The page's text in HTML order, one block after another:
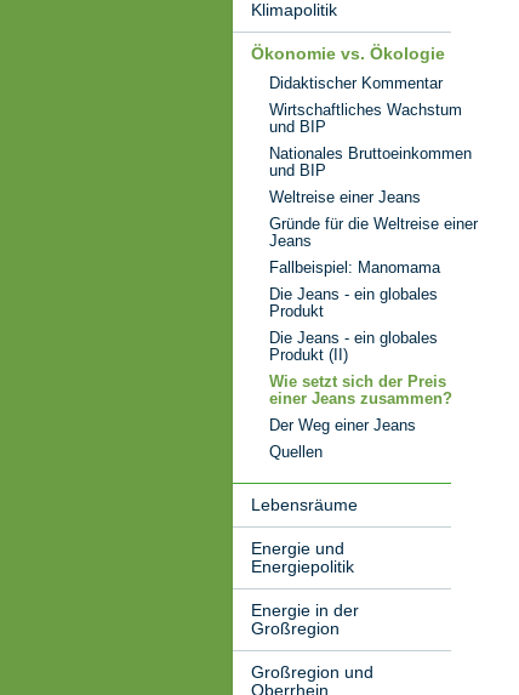
Klimapolitik
Ökonomie vs. Ökologie
Didaktischer Kommentar
Wirtschaftliches Wachstum
und BIP
Nationales Bruttoeinkommen
und BIP
Weltreise einer Jeans
Gründe für die Weltreise einer
Jeans
Fallbeispiel: Manomama
Die Jeans - ein globales
Produkt
Die Jeans - ein globales
Produkt (II)
Wie setzt sich der Preis
einer Jeans zusammen?
Der Weg einer Jeans
Quellen
Lebensräume
Energie und
Energiepolitik
Energie in der
Großregion
Großregion und
Oberrhein